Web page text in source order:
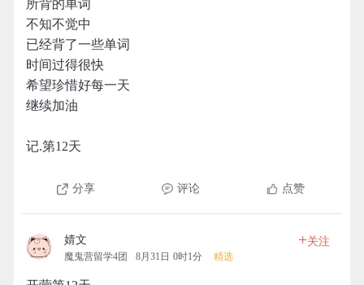
所背的单词
不知不觉中
已经背了一些单词
时间过得很快
希望珍惜好每一天
继续加油
记.第12天
分享 评论 点赞
婧文
魔鬼营留学4团 8月31日 0时1分 精选
+关注